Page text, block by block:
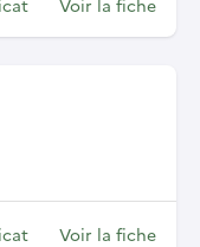
Voir la fiche